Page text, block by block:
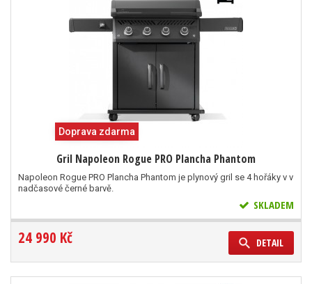
Doprava zdarma
Gril Napoleon Rogue PRO Plancha Phantom
Napoleon Rogue PRO Plancha Phantom je plynový gril se 4 hořáky v v
nadčasové černé barvě.
SKLADEM
24 990 Kč DETAIL